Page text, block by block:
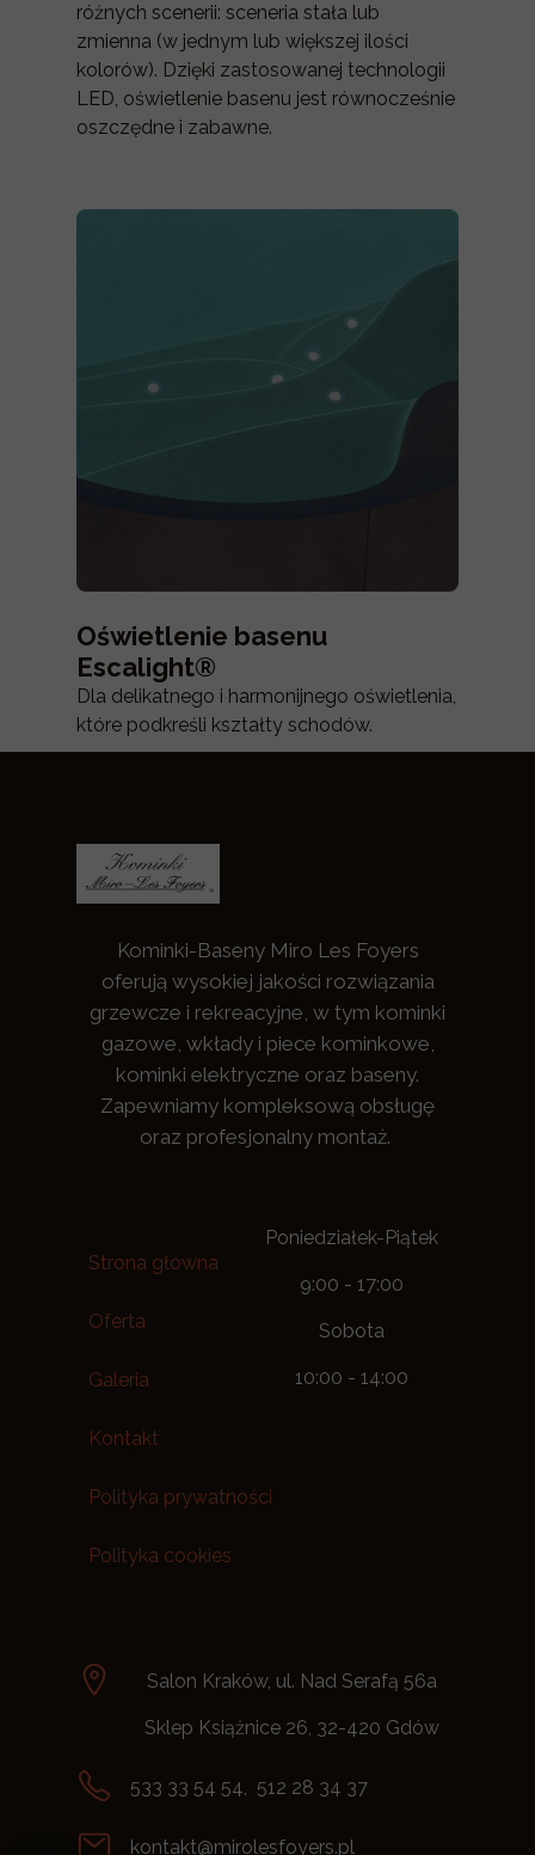
różnych scenerii: sceneria stała lub
zmienna (w jednym lub większej ilości
kolorów). Dzięki zastosowanej technologii
LED, oświetlenie basenu jest równocześnie
oszczędne i zabawne.
Oświetlenie basenu
Escalight®
Dla delikatnego i harmonijnego oświetlenia,
które podkreśli kształty schodów.
Kominki-Baseny Miro Les Foyers
oferują wysokiej jakości rozwiązania
grzewcze i rekreacyjne, w tym kominki
gazowe, wkłady i piece kominkowe,
kominki elektryczne oraz baseny.
Zapewniamy kompleksową obsługę
oraz profesjonalny montaż.
Strona główna
Oferta
Galeria
Kontakt
Polityka prywatności
Polityka cookies
Poniedziałek-Piątek
9:00 - 17:00
Sobota
10:00 - 14:00
Salon Kraków, ul. Nad Serafą 56a
Sklep Książnice 26, 32-420 Gdów
kontakt@mirolesfoyers.pl
533 33 54 54, 512 28 34 37